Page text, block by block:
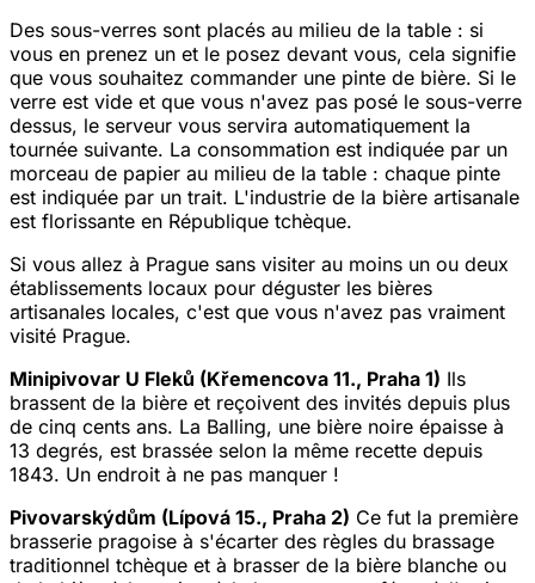
Des sous-verres sont placés au milieu de la table : si
vous en prenez un et le posez devant vous, cela signifie
que vous souhaitez commander une pinte de bière. Si le
verre est vide et que vous n'avez pas posé le sous-verre
dessus, le serveur vous servira automatiquement la
tournée suivante. La consommation est indiquée par un
morceau de papier au milieu de la table : chaque pinte
est indiquée par un trait. L'industrie de la bière artisanale
est florissante en République tchèque.
Si vous allez à Prague sans visiter au moins un ou deux
établissements locaux pour déguster les bières
artisanales locales, c'est que vous n'avez pas vraiment
visité Prague.
Minipivovar U Fleků (Křemencova 11., Praha 1) Ils
brassent de la bière et reçoivent des invités depuis plus
de cinq cents ans. La Balling, une bière noire épaisse à
13 degrés, est brassée selon la même recette depuis
1843. Un endroit à ne pas manquer !
Pivovarskýdům (Lípová 15., Praha 2) Ce fut la première
brasserie pragoise à s'écarter des règles du brassage
traditionnel tchèque et à brasser de la bière blanche ou